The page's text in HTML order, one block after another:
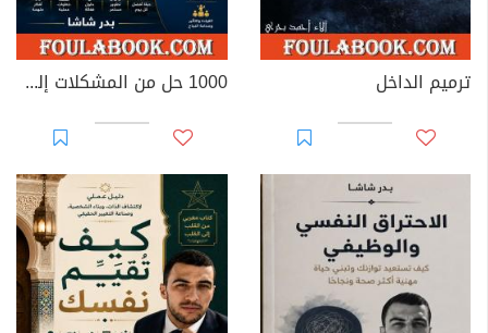
ترميم الداخل 1000 حل من المشكلات إلى السعادة والنجاح